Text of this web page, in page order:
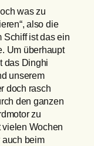
was zu
also die
Schiff ist das ein
Um überhaupt
das Dinghi
unserem
doch rasch
den ganzen
zu
vielen Wochen
auch beim